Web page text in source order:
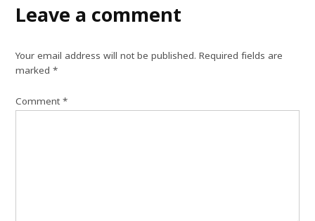
Leave a comment
Your email address will not be published. Required fields are
marked*
Comment*